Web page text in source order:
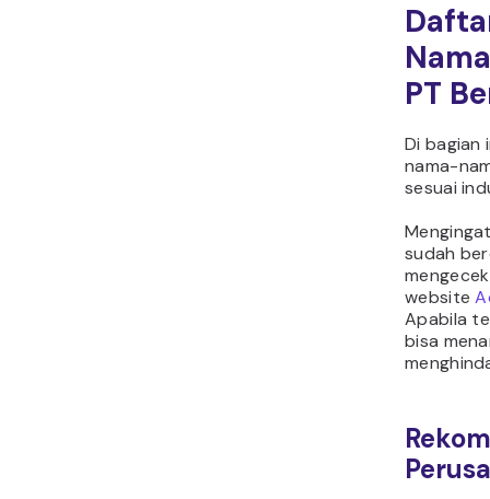
PT
Di bagian
nama-
sesuai
sudah
website
Apabila
bisa